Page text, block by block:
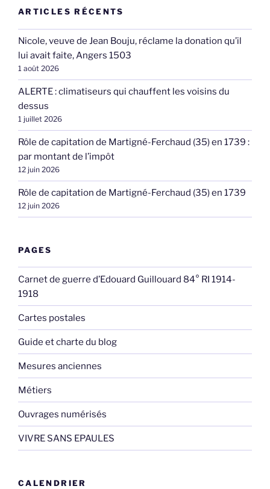
ARTICLES RÉCENTS
Nicole, veuve de Jean Bouju, réclame la donation qu’il
lui avait faite, Angers 1503
1 août 2026
ALERTE : climatiseurs qui chauffent les voisins du
dessus
1 juillet 2026
Rôle de capitation de Martigné-Ferchaud (35) en 1739 :
par montant de l’impôt
12 juin 2026
Rôle de capitation de Martigné-Ferchaud (35) en 1739
12 juin 2026
PAGES
Carnet de guerre d’Edouard Guillouard 84° RI 1914-
1918
Cartes postales
Guide et charte du blog
Mesures anciennes
Métiers
Ouvrages numérisés
VIVRE SANS EPAULES
CALENDRIER